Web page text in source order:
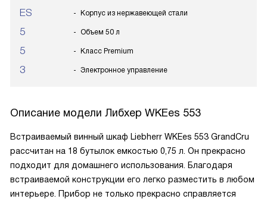
ES Корпус из нержавеющей стали
5 Объем 50 л
5 Класс Premium
3 Электронное управление
Описание модели Либхер WKEes 553
Встраиваемый винный шкаф Liebherr WKEes 553 GrandCru
рассчитан на 18 бутылок емкостью 0,75 л. Он прекрасно
подходит для домашнего использования. Благодаря
встраиваемой конструкции его легко разместить в любом
интерьере. Прибор не только прекрасно справляется